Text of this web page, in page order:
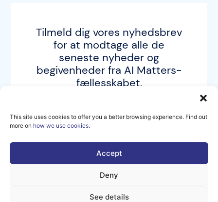
This site uses cookies to offer you a better browsing experience. Find out
more on how we use cookies.
Accept
Deny
See details
Tilmeld dig vores nyhedsbrev
for at modtage alle de
seneste nyheder og
begivenheder fra AI Matters-
fællesskabet.
ABONNER